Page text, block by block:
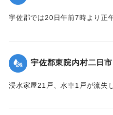
｜固有コード: 00275050
宇佐郡では20日午前7時より正
壊。橋梁が2箇所流失した。
【出典：大分新聞 大正12年6月
｜固有コード:00275042
宇佐郡東院内村二日市
浸水家屋21戸、水車1戸が流失